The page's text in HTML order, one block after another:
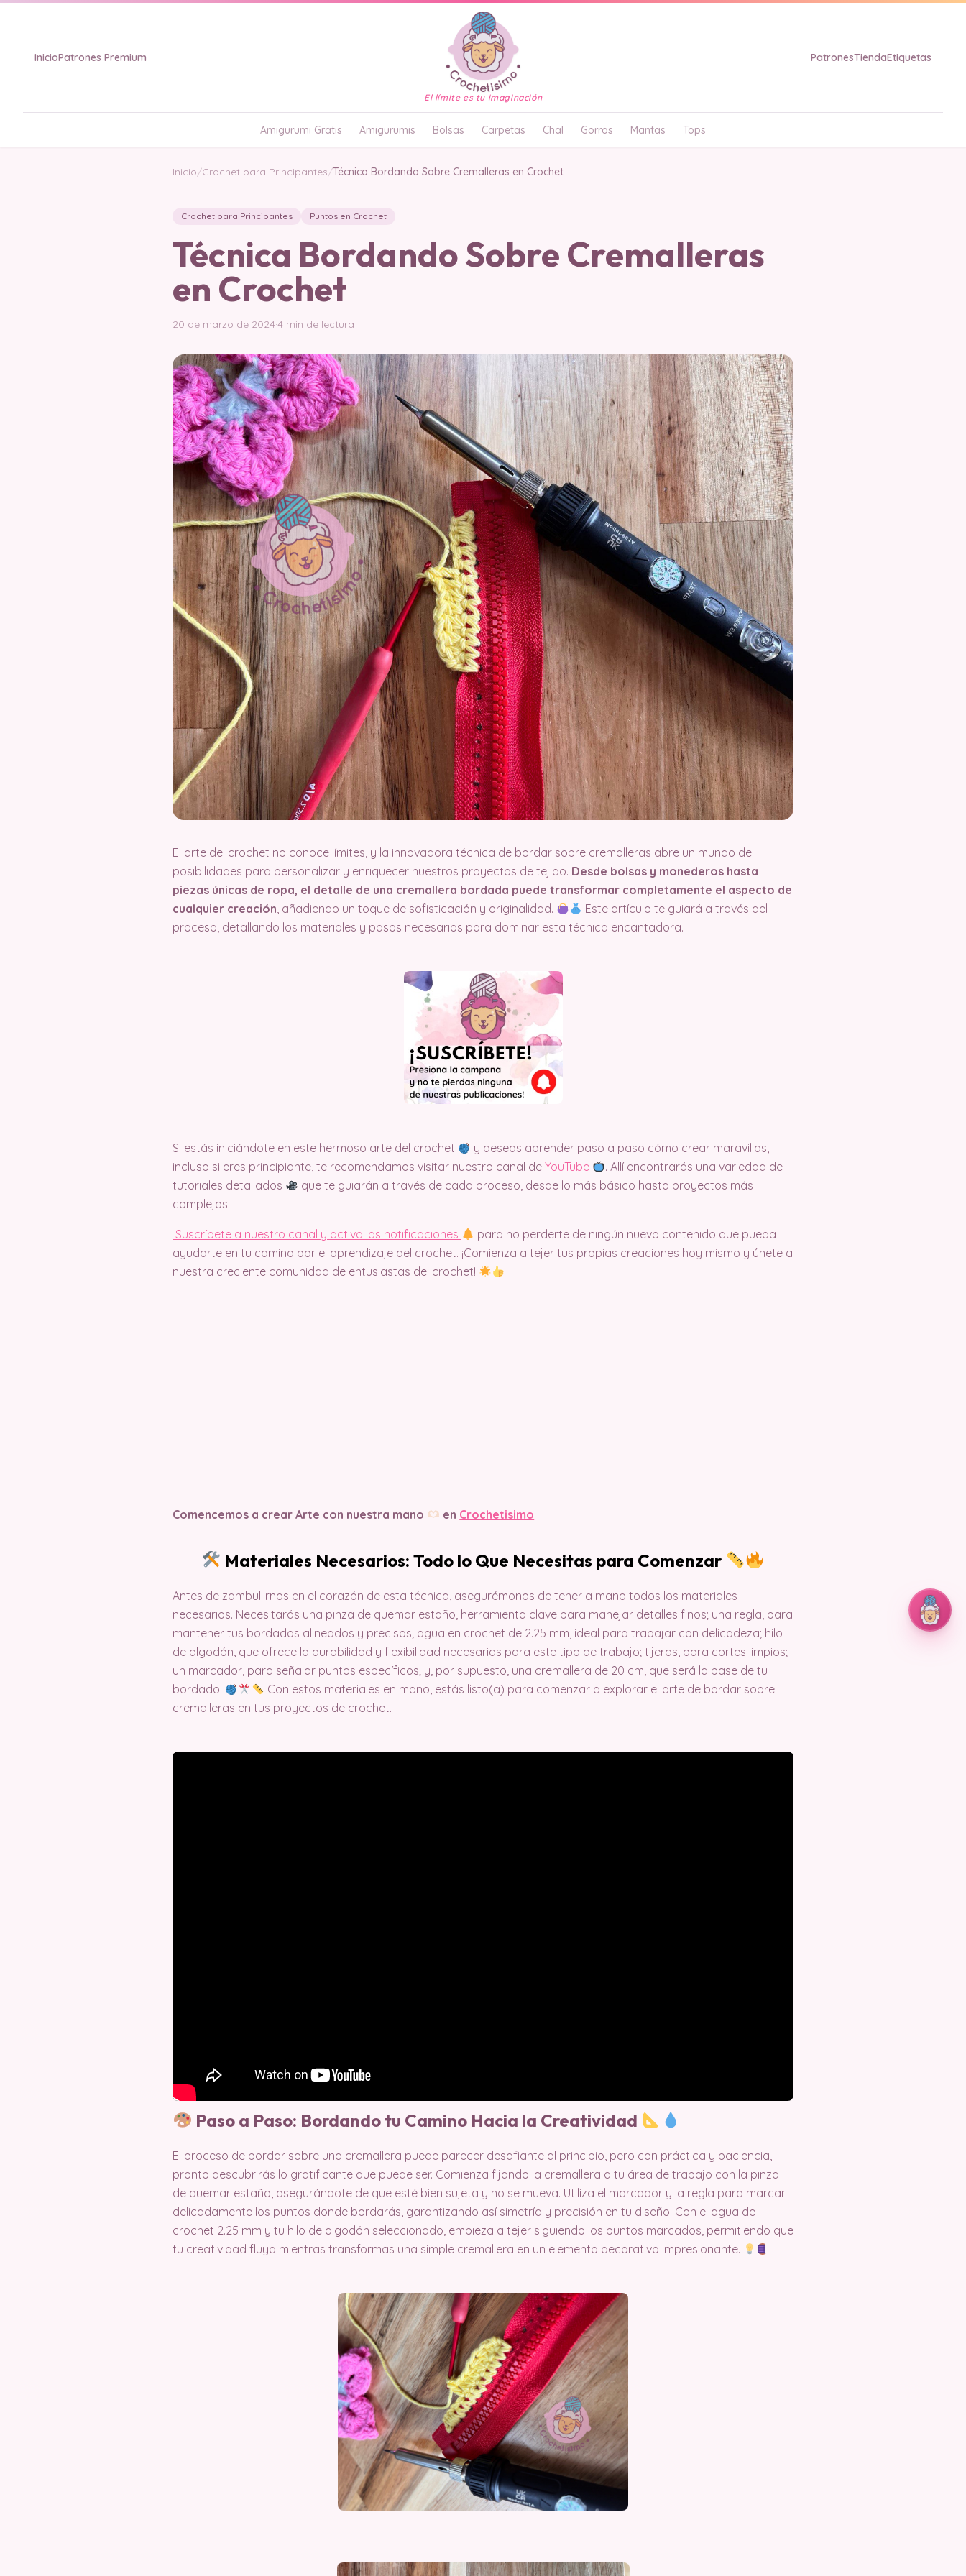
InicioPatrones Premium
El límite es tu imaginación
PatronesTiendaEtiquetas
Amigurumi Gratis Amigurumis Bolsas Carpetas Chal Gorros Mantas Tops
Inicio/Crochet para Principantes/Técnica Bordando Sobre Cremalleras en Crochet
Crochet para Principantes Puntos en Crochet
Técnica Bordando Sobre Cremalleras
en Crochet
20 de marzo de 2024·4 min de lectura
El arte del crochet no conoce límites, y la innovadora técnica de bordar sobre cremalleras abre un mundo de
posibilidades para personalizar y enriquecer nuestros proyectos de tejido. Desde bolsas y monederos hasta
piezas únicas de ropa, el detalle de una cremallera bordada puede transformar completamente el aspecto de
cualquier creación, añadiendo un toque de sofisticación y originalidad.
Este artículo te guiará a través del
proceso, detallando los materiales y pasos necesarios para dominar esta técnica encantadora.
Si estás iniciándote en este hermoso arte del crochet
y deseas aprender paso a paso cómo crear maravillas,
incluso si eres principiante, te recomendamos visitar nuestro canal de YouTube
. Allí encontrarás una variedad de
tutoriales detallados
que te guiarán a través de cada proceso, desde lo más básico hasta proyectos más
complejos.
Suscríbete a nuestro canal y activa las notificaciones
para no perderte de ningún nuevo contenido que pueda
ayudarte en tu camino por el aprendizaje del crochet. ¡Comienza a tejer tus propias creaciones hoy mismo y únete a
nuestra creciente comunidad de entusiastas del crochet!
Comencemos a crear Arte con nuestra mano en Crochetisimo
Materiales Necesarios: Todo lo Que Necesitas para Comenzar
Antes de zambullirnos en el corazón de esta técnica, asegurémonos de tener a mano todos los materiales
necesarios. Necesitarás una pinza de quemar estaño, herramienta clave para manejar detalles finos; una regla, para
mantener tus bordados alineados y precisos; agua en crochet de 2.25 mm, ideal para trabajar con delicadeza; hilo
de algodón, que ofrece la durabilidad y flexibilidad necesarias para este tipo de trabajo; tijeras, para cortes limpios;
un marcador, para señalar puntos específicos; y, por supuesto, una cremallera de 20 cm, que será la base de tu
bordado.
Con estos materiales en mano, estás listo(a) para comenzar a explorar el arte de bordar sobre
cremalleras en tus proyectos de crochet.
Paso a Paso: Bordando tu Camino Hacia la Creatividad
El proceso de bordar sobre una cremallera puede parecer desafiante al principio, pero con práctica y paciencia,
pronto descubrirás lo gratificante que puede ser. Comienza fijando la cremallera a tu área de trabajo con la pinza
de quemar estaño, asegurándote de que esté bien sujeta y no se mueva. Utiliza el marcador y la regla para marcar
delicadamente los puntos donde bordarás, garantizando así simetría y precisión en tu diseño. Con el agua de
crochet 2.25 mm y tu hilo de algodón seleccionado, empieza a tejer siguiendo los puntos marcados, permitiendo que
tu creatividad fluya mientras transformas una simple cremallera en un elemento decorativo impresionante.